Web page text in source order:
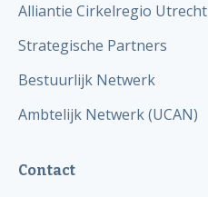
Alliantie Cirkelregio Utrecht
Strategische Partners
Bestuurlijk Netwerk
Ambtelijk Netwerk (UCAN)
Contact